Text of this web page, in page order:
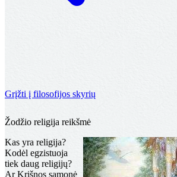
Grįžti į filosofijos skyrių
Žodžio religija reikšmė
Kas yra religija?
Kodėl egzistuoja
tiek daug religijų?
Ar Krišnos sąmonė